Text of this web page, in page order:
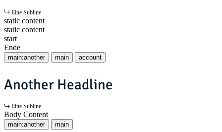
Eine Subline
static content
static content
start
Ende
main:another main account
Another Headline
Eine Subline
Body Content
main:another main